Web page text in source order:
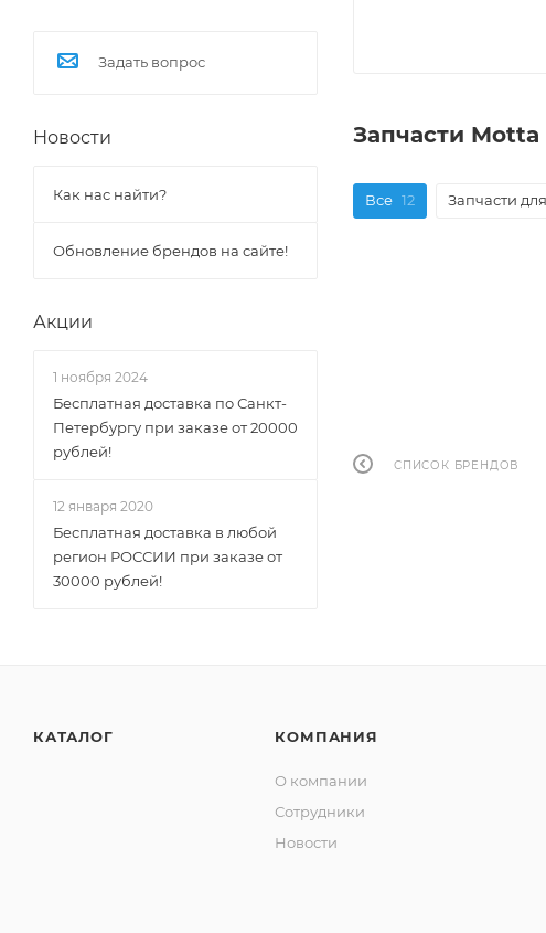
Запчасти
Все 12 Запчасти
СПИСОК БРЕНДОВ
Задать вопрос
Новости
Как нас найти?
Обновление брендов на сайте!
Акции
1 ноября 2024
Бесплатная доставка по Санкт-
Петербургу при заказе от 20000
рублей!
12 января 2020
Бесплатная доставка в любой
регион РОССИИ при заказе от
30000 рублей!
КАТАЛОГ КОМПАНИЯ
О компании
Сотрудники
Новости